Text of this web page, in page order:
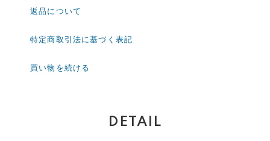
返品について
特定商取引法に基づく表記
買い物を続ける
DETAIL